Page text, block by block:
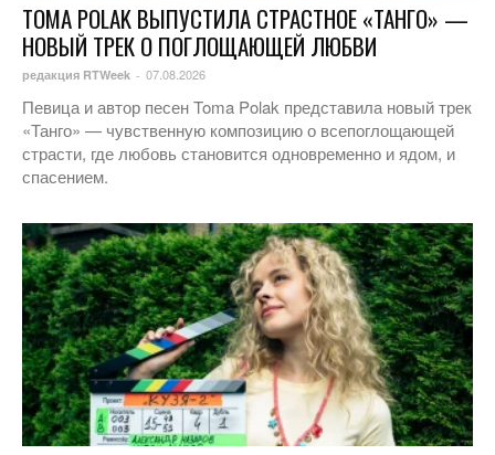
TOMA POLAK ВЫПУСТИЛА СТРАСТНОЕ «ТАНГО» —
НОВЫЙ ТРЕК О ПОГЛОЩАЮЩЕЙ ЛЮБВИ
редакция RTWeek - 07.08.2026
Певица и автор песен Toma Polak представила новый трек
«Танго» — чувственную композицию о всепоглощающей
страсти, где любовь становится одновременно и ядом, и
спасением.